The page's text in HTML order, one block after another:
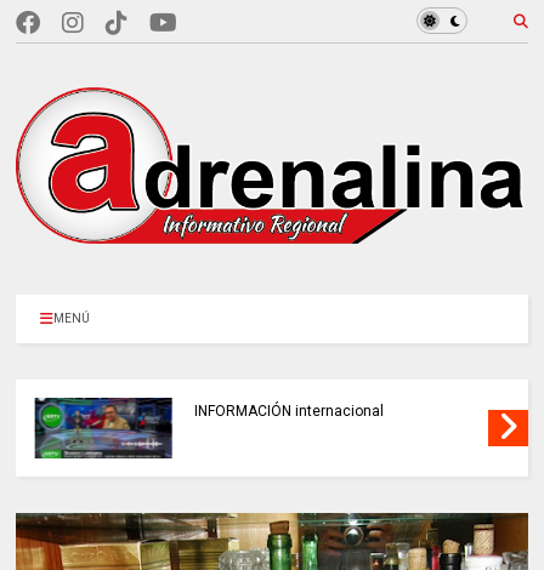
MENÚ
INFORMACIÓN internacional